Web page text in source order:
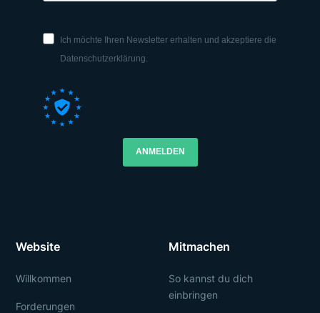
Ich möchte Ihren Newsletter erhalten und akzeptiere die
Datenschutzerklärung.
ANMELDEN
Website
Willkommen
Forderungen
Mitmachen
So kannst du dich
einbringen